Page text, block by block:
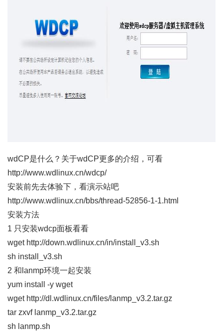
wdCP是什么？关于wdCP更多的介绍，可看
http://www.wdlinux.cn/wdcp/
安装前先去体验下，看演示站吧
http://www.wdlinux.cn/bbs/thread-52856-1-1.html
安装方法
1 只安装wdcp面板看看
wget http://down.wdlinux.cn/in/install_v3.sh
sh install_v3.sh
2 和lanmp环境一起安装
yum install -y wget
wget http://dl.wdlinux.cn/files/lanmp_v3.2.tar.gz
tar zxvf lanmp_v3.2.tar.gz
sh lanmp.sh